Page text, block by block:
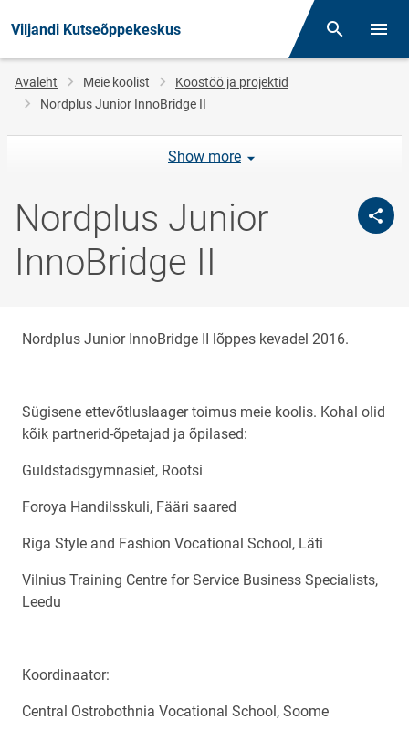
Viljandi Kutseõppekeskus Otsing
Jälglink
Avaleht Meie koolist
Koostöö ja projektid
Nordplus Junior InnoBridge II
Nordplus Junior
InnoBridge II
Show more
Nordplus Junior InnoBridge II lõppes kevadel 2016.
Sügisene ettevõtluslaager toimus meie koolis. Kohal olid
kõik partnerid-õpetajad ja õpilased:
Guldstadsgymnasiet, Rootsi
Foroya Handilsskuli, Fääri saared
Riga Style and Fashion Vocational School, Läti
Vilnius Training Centre for Service Business Specialists,
Leedu
Koordinaator:
Central Ostrobothnia Vocational School, Soome